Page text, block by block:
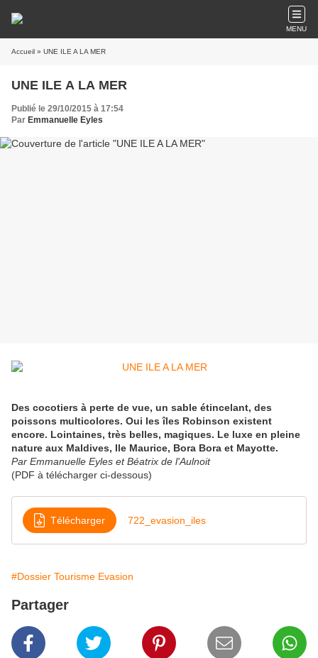
MENU
Accueil » UNE ILE A LA MER
UNE ILE A LA MER
Publié le 29/10/2015 à 17:54
Par Emmanuelle Eyles
Des cocotiers à perte de vue, un sable étincelant, des
poissons multicolores. Oui les îles Robinson existent
encore. Lointaines, très belles, magiques. Le luxe en pleine
nature aux Maldives, Ile Maurice, Bora Bora et Mayotte.
Par Emmanuelle Eyles et Béatrix de l'Aulnoit
(PDF à télécharger ci-dessous)
Télécharger 722_evasion_iles
#Dossier Tourisme Evasion
Partager